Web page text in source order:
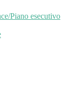
Piano esecutivo